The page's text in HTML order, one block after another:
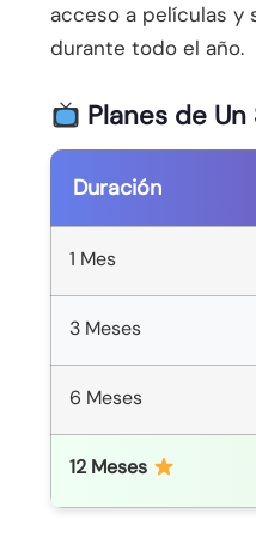
acceso a películas y
durante todo el año.
Planes de
Duración
1 Mes
3 Meses
6 Meses
12 Meses